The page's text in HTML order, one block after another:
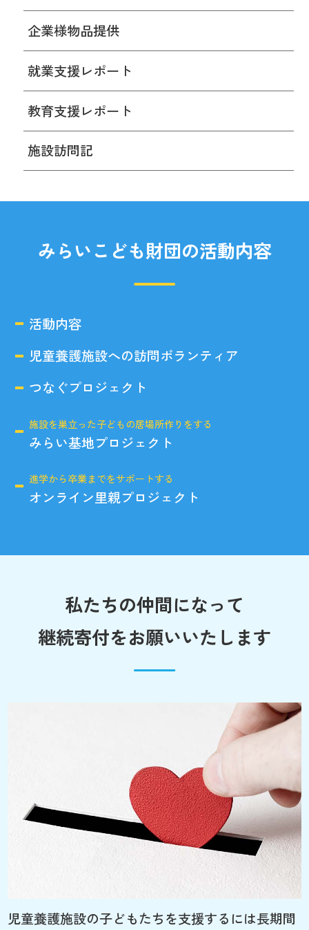
企業様物品提供
就業支援レポート
教育支援レポート
施設訪問記
みらいこども財団の活動内容
活動内容
児童養護施設への訪問ボランティア
つなぐプロジェクト
施設を巣立った子どもの居場所作りをする
みらい基地プロジェクト
進学から卒業までをサポートする
オンライン里親プロジェクト
私たちの仲間になって
継続寄付をお願いいたします
児童養護施設の子どもたちを支援するには長期間